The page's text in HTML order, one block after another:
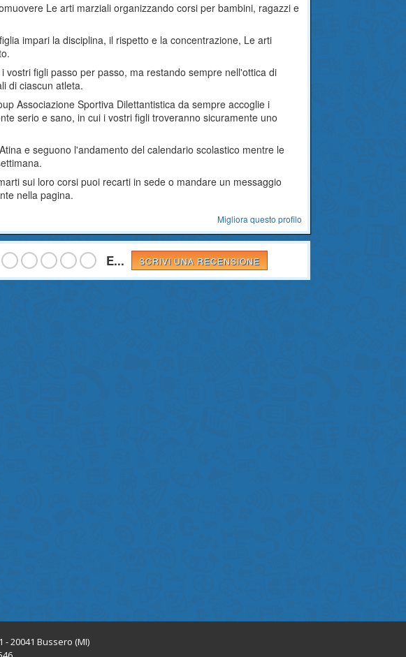
Le arti marziali organizzando corsi per bambini, ragazzi e
impari la disciplina, il rispetto e la concentrazione, Le arti
vostri figli passo per passo, ma restando sempre nell'ottica di
di ciascun atleta.
Associazione Sportiva Dilettantistica da sempre accoglie i
serio e sano, in cui i vostri figli troveranno sicuramente uno
e seguono l'andamento del calendario scolastico mentre le
sui loro corsi puoi recarti in sede o mandare un messaggio
nella pagina.
Migliora questo profilo
E... SCRIVI UNA RECENSIONE
- 20041 Bussero (MI)